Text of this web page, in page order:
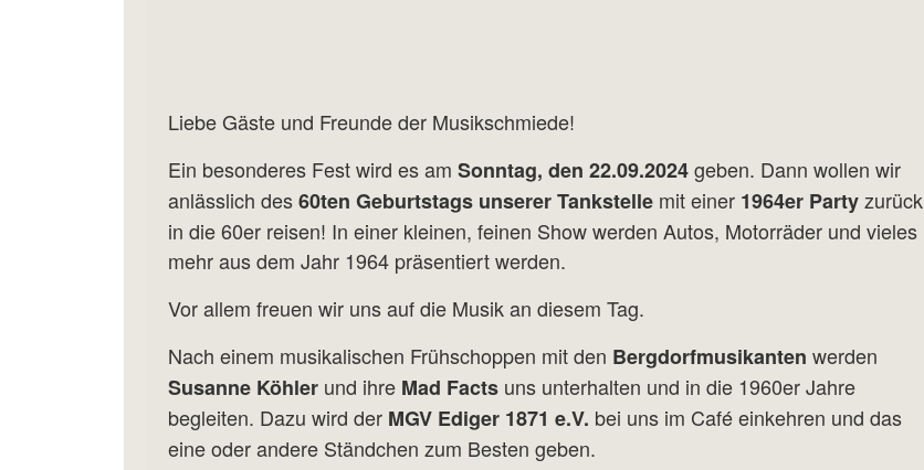
Liebe Gäste und Freunde der Musikschmiede!
Ein besonderes Fest wird es am Sonntag, den 22.09.2024geben. Dann wollen wir
anlässlich des60ten Geburtstags unserer Tankstelle mit einer 1964er Partyzurück
in die 60er reisen! In einer kleinen, feinen Show werden Autos, Motorräder und vieles
mehr aus dem Jahr 1964 präsentiert werden.
Vor allem freuen wir uns auf die Musik an diesem Tag.
Nach einem musikalischen Frühschoppen mit den Bergdorfmusikanten werden
Susanne Köhler und ihre Mad Facts uns unterhalten und in die 1960er Jahre
begleiten. Dazu wird der MGV Ediger 1871 e.V. bei uns im Café einkehren und das
eine oder andere Ständchen zum Besten geben.